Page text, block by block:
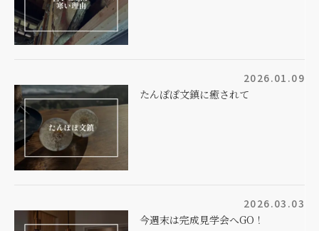
2026.01.09
たんぽぽ文鎮に癒されて
2026.03.03
今週末は完成見学会へGO！